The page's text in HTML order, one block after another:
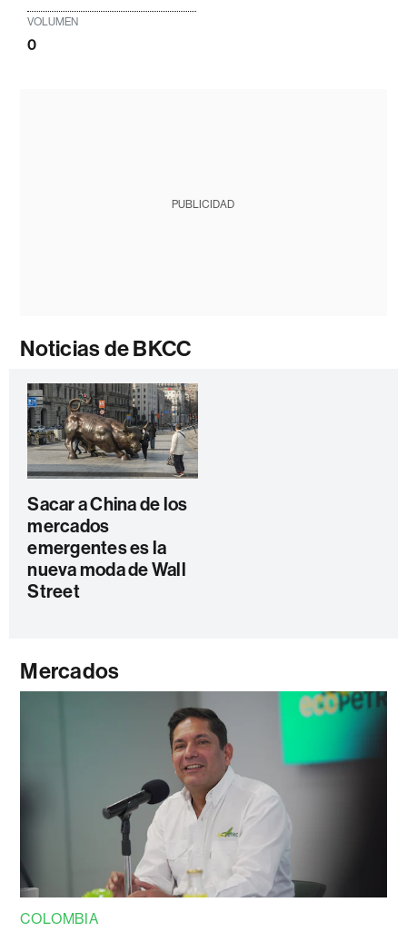
VOLUMEN
0
PUBLICIDAD
Noticias de BKCC
Sacar a China de los
mercados
emergentes es la
nueva moda de Wall
Street
Mercados
COLOMBIA